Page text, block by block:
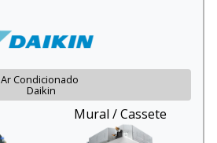
Ar Condicionado
Daikin
Mural / Cassete